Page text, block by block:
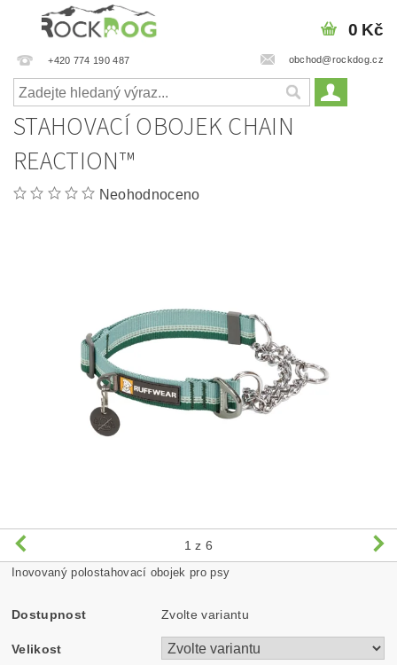
+420 774 190 487 obchod@rockdog.cz
0 Kč
STAHOVACÍ OBOJEK CHAIN
REACTION™
Neohodnoceno
1 z 6
Inovovaný polostahovací obojek pro psy
Dostupnost Zvolte variantu
Velikost